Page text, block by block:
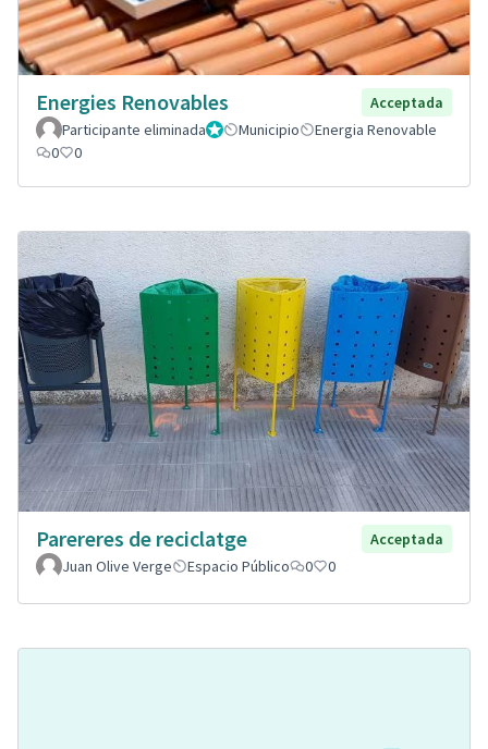
Energies Renovables
Acceptada
Participante eliminadaAdministrador
Municipio
Energia Renovable
0
0
Parereres de reciclatge
Acceptada
Juan Olive Verge
Espacio Público 0 0